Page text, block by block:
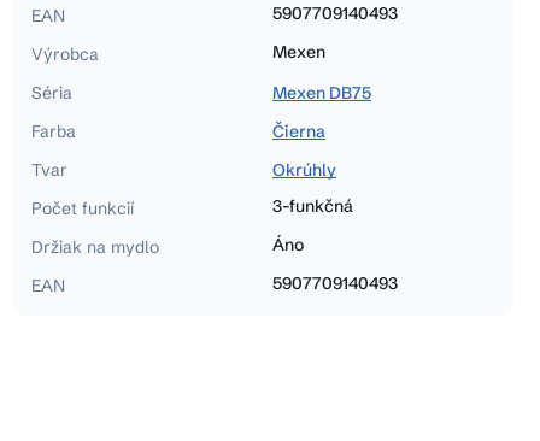
EAN
5907709140493
Výrobca
Mexen
Séria
Mexen DB75
Farba
Čierna
Tvar
Okrúhly
Počet funkcií
3-funkčná
Držiak na mydlo
Áno
EAN
5907709140493